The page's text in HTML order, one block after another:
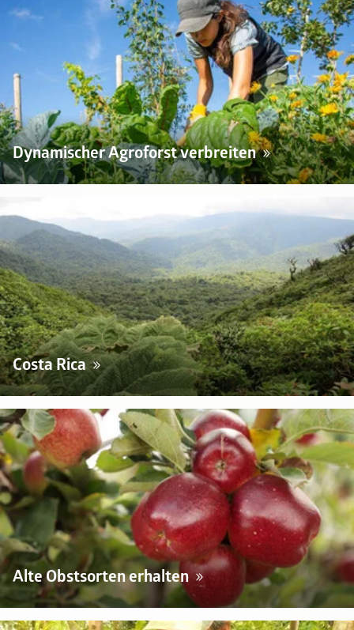
Dynamischer Agroforst verbreiten
Costa Rica
Alte Obstsorten erhalten